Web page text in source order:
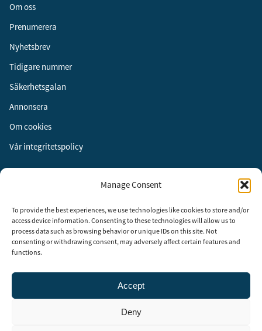
Manage Consent
To provide the best experiences, we use technologies like cookies to store and/or
access device information. Consenting to these technologies will allow us to
process data such as browsing behavior or unique IDs on this site. Not
consenting or withdrawing consent, may adversely affect certain features and
functions.
Accept
Deny
Om oss
Prenumerera
Nyhetsbrev
Tidigare nummer
Säkerhetsgalan
Annonsera
Om cookies
Vår integritetspolicy
Instagram
LinkedIn
Säkerhet år 2003 för att stimulera, utveckla och informera om